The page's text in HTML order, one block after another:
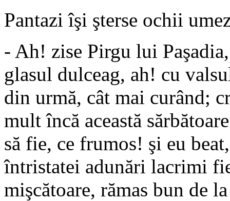
Pantazi îşi şterse ochii
- Ah! zise Pirgu lui
glasul dulceag, ah! cu
din urmă, cât mai curând;
mult încă această
să fie, ce frumos! şi eu
întristatei adunări lacrimi
mişcătoare, rămas bun de